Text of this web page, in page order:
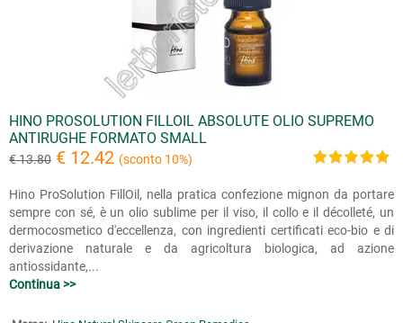
HINO PROSOLUTION FILLOIL ABSOLUTE OLIO SUPREMO
ANTIRUGHE FORMATO SMALL
€ 13.80 € 12.42 (sconto 10%)
Hino ProSolution FillOil, nella pratica confezione mignon da portare
sempre con sé, è un olio sublime per il viso, il collo e il décolleté, un
dermocosmetico d'eccellenza, con ingredienti certificati eco-bio e di
derivazione naturale e da agricoltura biologica, ad azione
antiossidante,...
Continua >>